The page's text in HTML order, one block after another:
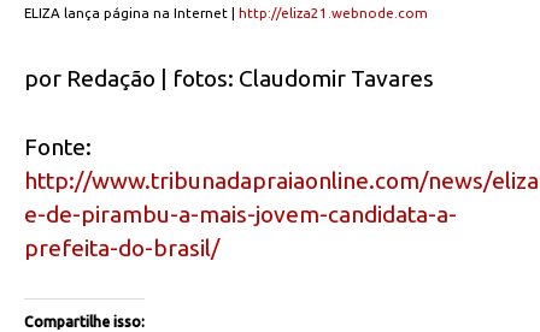
ELIZA lança página na Internet | http://eliza21.webnode.com
por Redação | fotos: Claudomir Tavares
Fonte:
http://www.tribunadapraiaonline.com/news/
e-de-pirambu-a-mais-jovem-candidata-a-
prefeita-do-brasil/
Compartilhe isso: